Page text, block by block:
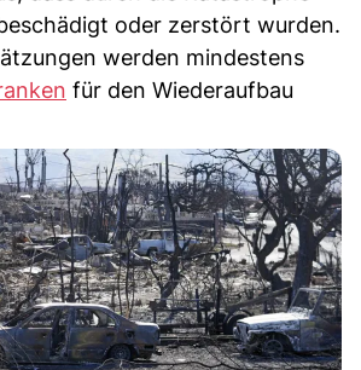
oder zerstört wurden.
werden mindestens
für den Wiederaufbau